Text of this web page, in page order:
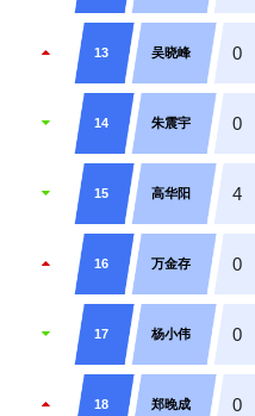
13 吴晓峰 0
14 朱震宇 0
15 高华阳 4
16 万金存 0
17 杨小伟 0
18 郑晚成 0